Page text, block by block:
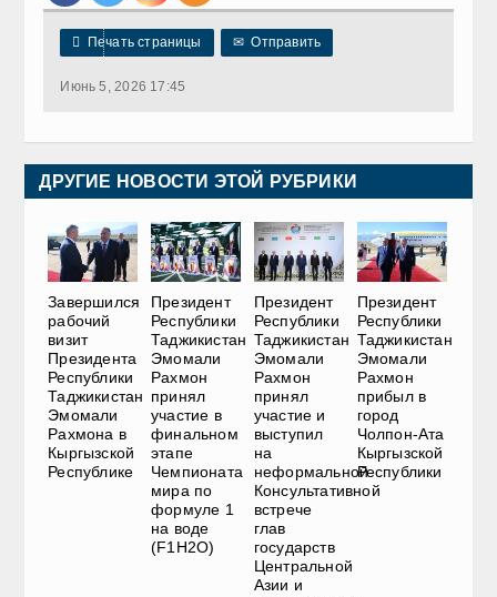
 Печать страницы ✉ Отправить
Июнь 5, 2026 17:45
ДРУГИЕ НОВОСТИ ЭТОЙ РУБРИКИ
Завершился
рабочий
визит
Президента
Республики
Таджикистан
Эмомали
Рахмона в
Кыргызской
Республике
Президент
Республики
Таджикистан
Эмомали
Рахмон
принял
участие в
финальном
этапе
Чемпионата
мира по
формуле 1
на воде
(F1H2O)
Президент
Республики
Таджикистан
Эмомали
Рахмон
принял
участие и
выступил
на
неформальной
Консультативной
встрече
глав
государств
Центральной
Азии и
Президент
Республики
Таджикистан
Эмомали
Рахмон
прибыл в
город
Чолпон-Ата
Кыргызской
Республики